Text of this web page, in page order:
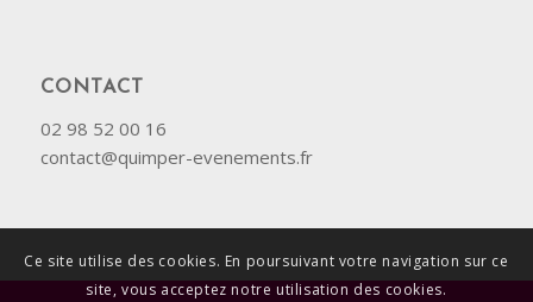
CONTACT
02 98 52 00 16
contact@quimper-evenements.fr
Ce site utilise des cookies. En poursuivant votre navigation sur ce
site, vous acceptez notre utilisation des cookies.